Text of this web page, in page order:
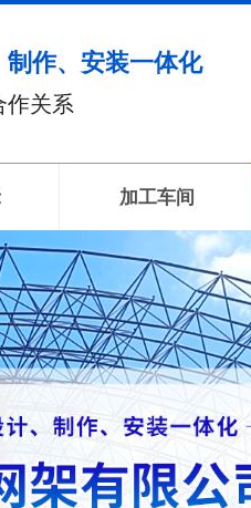
作、安装一体化
作关系
加工车间